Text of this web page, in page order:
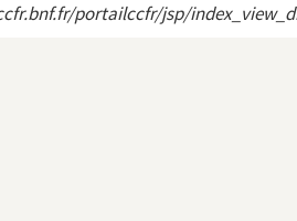
portailccfr/jsp/